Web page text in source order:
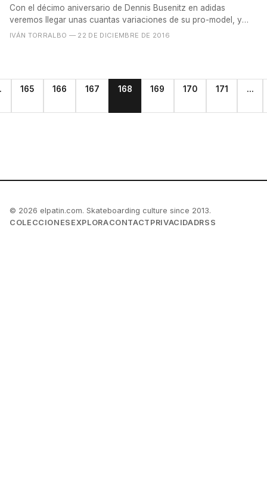
Con el décimo aniversario de Dennis Busenitz en adidas
veremos llegar unas cuantas variaciones de su pro-model, y
ojalá...
IVÁN TORRALBO — 22 DE DICIEMBRE DE 2016
165 166 167 168 169 170 171 ...
© 2026 elpatin.com. Skateboarding culture since 2013.
COLECCIONES EXPLORACONTACT PRIVACIDADRSS